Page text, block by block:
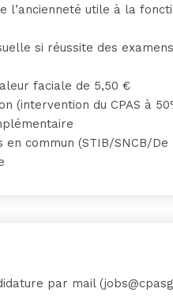
l’ancienneté utile à la
si réussite des examens
faciale de 5,50 €
(intervention du CPAS à
commun (STIB/SNCB/De
par mail